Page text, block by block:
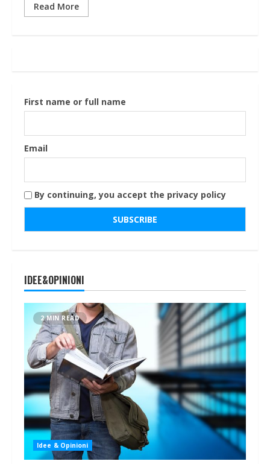
Read More
First name or full name
Email
By continuing, you accept the privacy policy
IDEE&OPINIONI
2 MIN READ
Idee & Opinioni